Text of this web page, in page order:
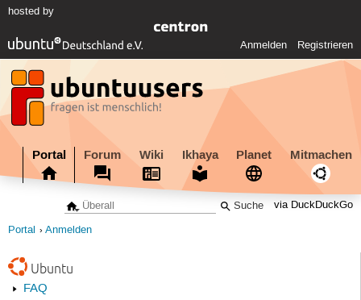
hosted by
Anmelden Registrieren
Portal Forum Wiki Ikhaya Planet Mitmachen
via DuckDuckGo
Portal Anmelden
Ubuntu
FAQ